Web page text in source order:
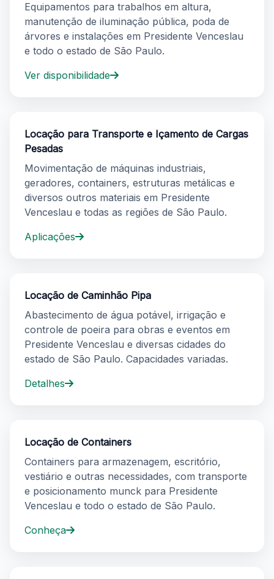
Equipamentos para trabalhos em altura,
manutenção de iluminação pública, poda de
árvores e instalações em Presidente Venceslau
e todo o estado de São Paulo.
Ver disponibilidade
Locação para Transporte e Içamento de Cargas
Pesadas
Movimentação de máquinas industriais,
geradores, containers, estruturas metálicas e
diversos outros materiais em Presidente
Venceslau e todas as regiões de São Paulo.
Aplicações
Locação de Caminhão Pipa
Abastecimento de água potável, irrigação e
controle de poeira para obras e eventos em
Presidente Venceslau e diversas cidades do
estado de São Paulo. Capacidades variadas.
Detalhes
Locação de Containers
Containers para armazenagem, escritório,
vestiário e outras necessidades, com transporte
e posicionamento munck para Presidente
Venceslau e todo o estado de São Paulo.
Conheça